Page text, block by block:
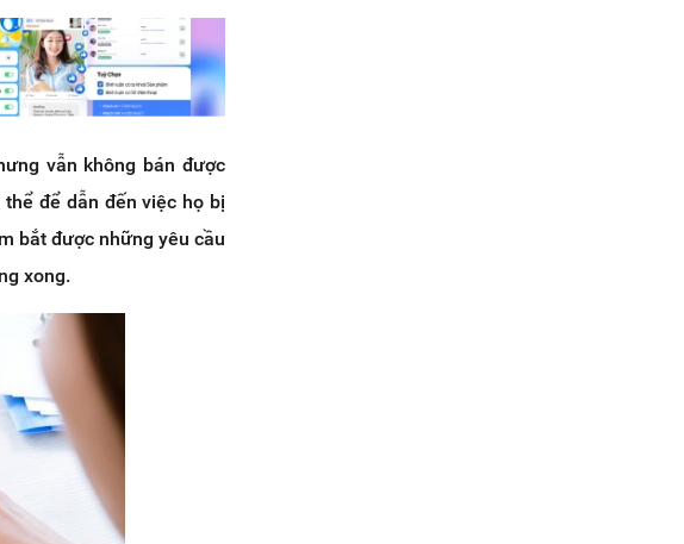
vẫn không bán được
để dẫn đến việc họ bị
bắt được những yêu cầu
xong.